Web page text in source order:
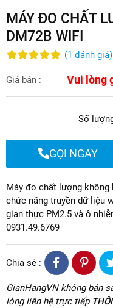
MÁY ĐO CHẤT
DM72B WIFI
(1 đánh giá)
Giá bán : Vui lòng
Số
GỌI NGAY
Máy đo chất lượng
chức năng truyền dữ liệu
gian thực PM2.5 và ô
0931.49.6769
Chia sẻ :
GianHangVN không bán
lòng liên hệ trực tiếp